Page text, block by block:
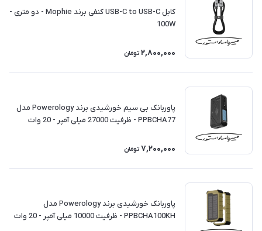
کابل USB-C to USB-C کنفی برند Mophie - دو متری -
100W
2,800,000 تومان
پاوربانک بی سیم خورشیدی برند Powerology مدل
PPBCHA77 - ظرفیت 27000 میلی آمپر - 20 وات
7,200,000 تومان
پاوربانک خورشیدی برند Powerology مدل
PPBCHA100KH - ظرفیت 10000 میلی آمپر - 20 وات